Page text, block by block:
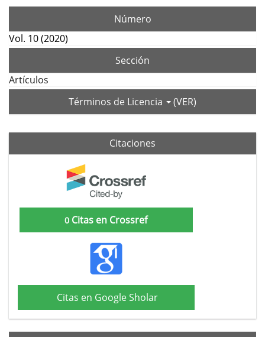
Número
Vol. 10 (2020)
Sección
Artículos
Términos de Licencia
(VER)
Citaciones
0 Citas en Crossref
Citas en Google Sholar